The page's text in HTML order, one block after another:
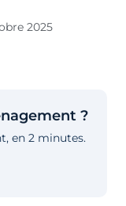
2025
?
en 2 minutes.